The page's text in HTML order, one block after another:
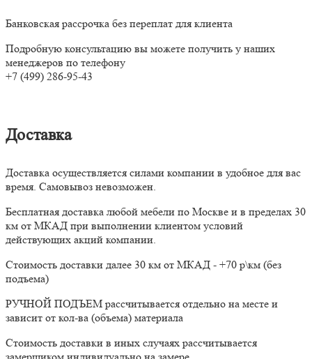
Банковская рассрочка без переплат для клиента
Подробную консультацию вы можете получить у наших
менеджеров по телефону
+7 (499) 286-95-43
Доставка
Доставка осуществляется силами компании в удобное для вас
время. Самовывоз невозможен.
Бесплатная доставка любой мебели по Москве и в пределах 30
км от МКАД при выполнении клиентом условий
действующих акций компании.
Стоимость доставки далее 30 км от МКАД - +70 р\км (без
подъема)
РУЧНОЙ ПОДЪЕМ рассчитывается отдельно на месте и
зависит от кол-ва (объема) материала
Стоимость доставки в иных случаях рассчитывается